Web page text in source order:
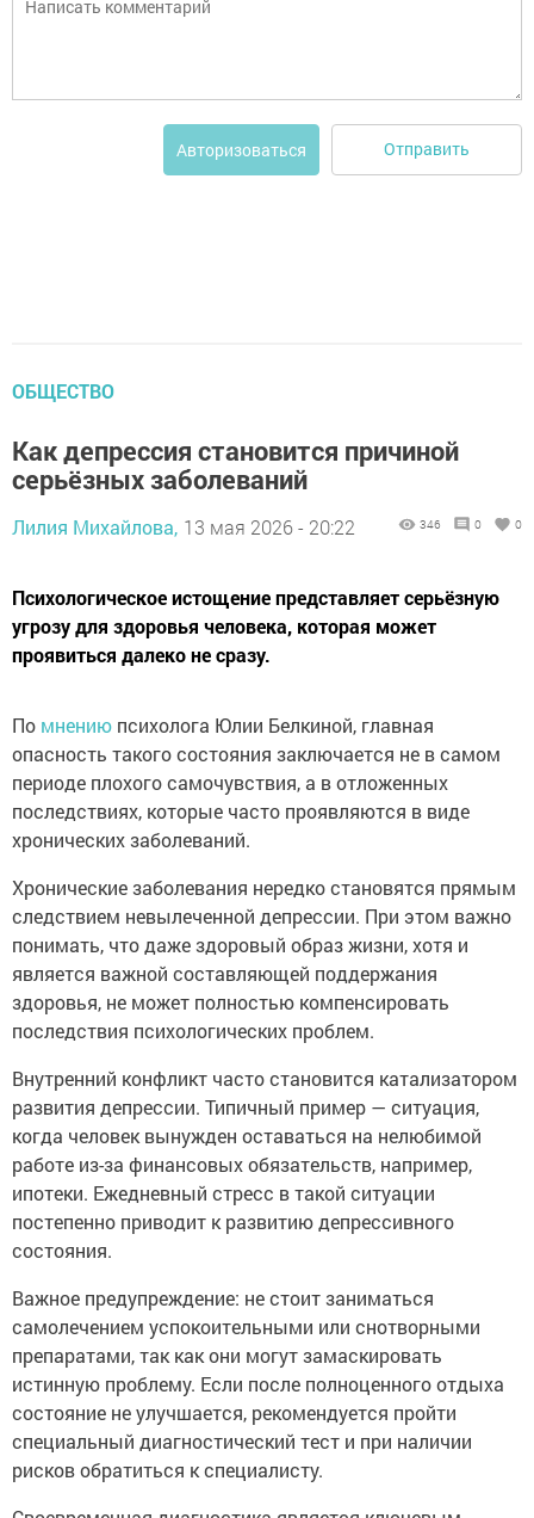
Авторизоваться Отправить
ОБЩЕСТВО
Как депрессия становится причиной
серьёзных заболеваний
Лилия Михайлова, 13 мая 2026 - 20:22 346 0 0
Психологическое истощение представляет серьёзную
угрозу для здоровья человека, которая может
проявиться далеко не сразу.
По мнению психолога Юлии Белкиной, главная
опасность такого состояния заключается не в самом
периоде плохого самочувствия, а в отложенных
последствиях, которые часто проявляются в виде
хронических заболеваний.
Хронические заболевания нередко становятся прямым
следствием невылеченной депрессии. При этом важно
понимать, что даже здоровый образ жизни, хотя и
является важной составляющей поддержания
здоровья, не может полностью компенсировать
последствия психологических проблем.
Внутренний конфликт часто становится катализатором
развития депрессии. Типичный пример — ситуация,
когда человек вынужден оставаться на нелюбимой
работе из-за финансовых обязательств, например,
ипотеки. Ежедневный стресс в такой ситуации
постепенно приводит к развитию депрессивного
состояния.
Важное предупреждение: не стоит заниматься
самолечением успокоительными или снотворными
препаратами, так как они могут замаскировать
истинную проблему. Если после полноценного отдыха
состояние не улучшается, рекомендуется пройти
специальный диагностический тест и при наличии
рисков обратиться к специалисту.